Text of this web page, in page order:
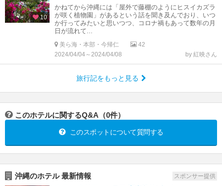
10
かねてから沖縄には「屋外で藤棚のようにヒスイカズラ
が咲く植物園」があるという話を聞き及んでおり、いつ
か行ってみたいと思いつつ、コロナ禍もあって数年の月
日が流れて...
美ら海・本部・今帰仁
42
2024/04/04～2024/04/08
by 紅映さん
旅行記をもっと見る
このホテルに関するQ&A（0件）
このスポットについて質問する
沖縄のホテル 最新情報 スポンサー提供